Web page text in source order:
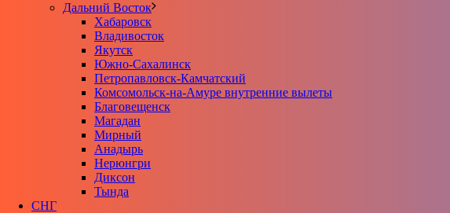
Дальний Восток
Хабаровск
Владивосток
Якутск
Южно-Сахалинск
Петропавловск-Камчатский
Комсомольск-на-Амуре внутренние вылеты
Благовещенск
Магадан
Мирный
Анадырь
Нерюнгри
Диксон
Тында
СНГ